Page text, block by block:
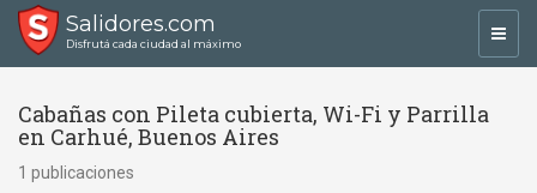
Salidores.com
Disfrutá cada ciudad al máximo
Cabañas con Pileta cubierta, Wi-Fi y Parrilla
en Carhué, Buenos Aires
1 publicaciones